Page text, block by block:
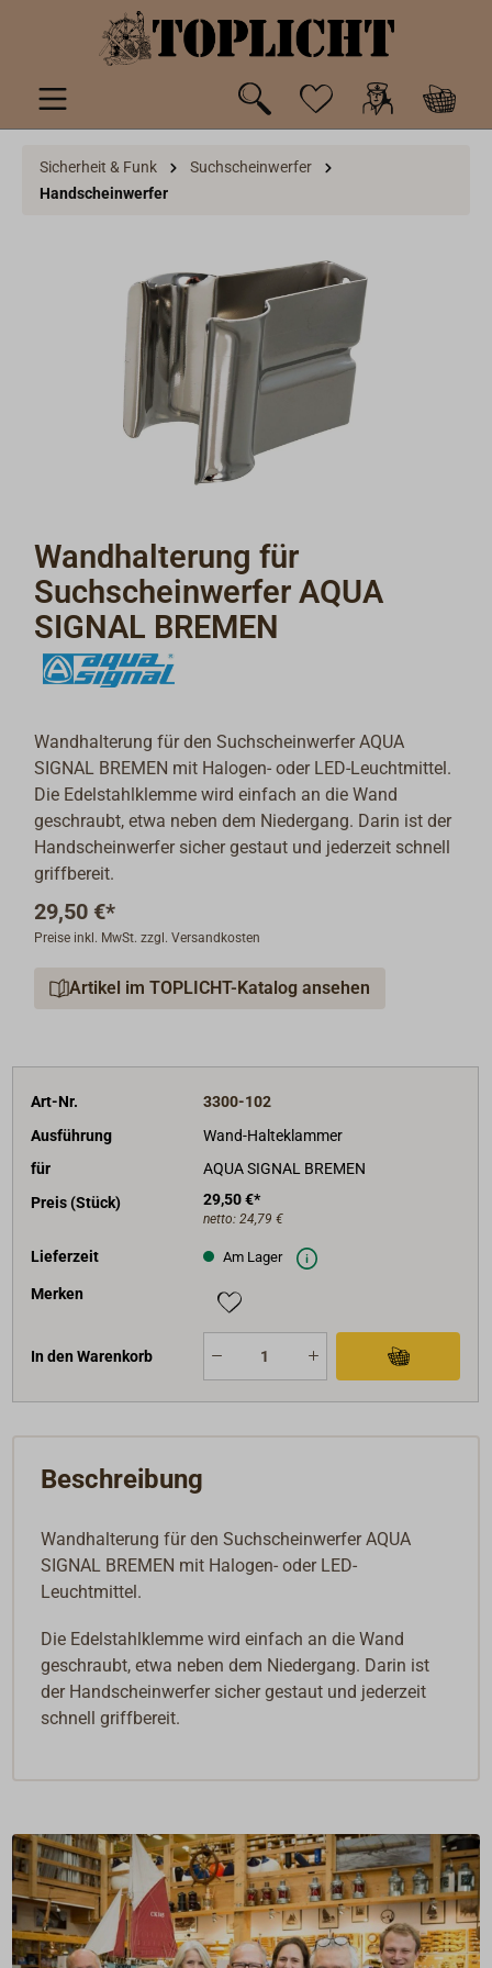
springen
Sicherheit & Funk
Suchscheinwerfer
Handscheinwerfer
Wandhalterung für
Suchscheinwerfer AQUA
SIGNAL BREMEN
Wandhalterung für den Suchscheinwerfer AQUA
SIGNAL BREMEN mit Halogen- oder LED-Leuchtmittel.
Die Edelstahlklemme wird einfach an die Wand
geschraubt, etwa neben dem Niedergang. Darin ist der
Handscheinwerfer sicher gestaut und jederzeit schnell
griffbereit.
29,50 €*
Preise inkl. MwSt. zzgl. Versandkosten
Artikel im TOPLICHT-Katalog ansehen
Art-Nr.
3300-102
Ausführung
Wand-Halteklammer
für
AQUA SIGNAL BREMEN
Preis (Stück)
29,50 €*
netto: 24,79 €
Lieferzeit Am Lager
Merken
In den Warenkorb
Beschreibung
Wandhalterung für den Suchscheinwerfer AQUA
SIGNAL BREMEN mit Halogen- oder LED-
Leuchtmittel.
Die Edelstahlklemme wird einfach an die Wand
geschraubt, etwa neben dem Niedergang. Darin ist
der Handscheinwerfer sicher gestaut und jederzeit
schnell griffbereit.